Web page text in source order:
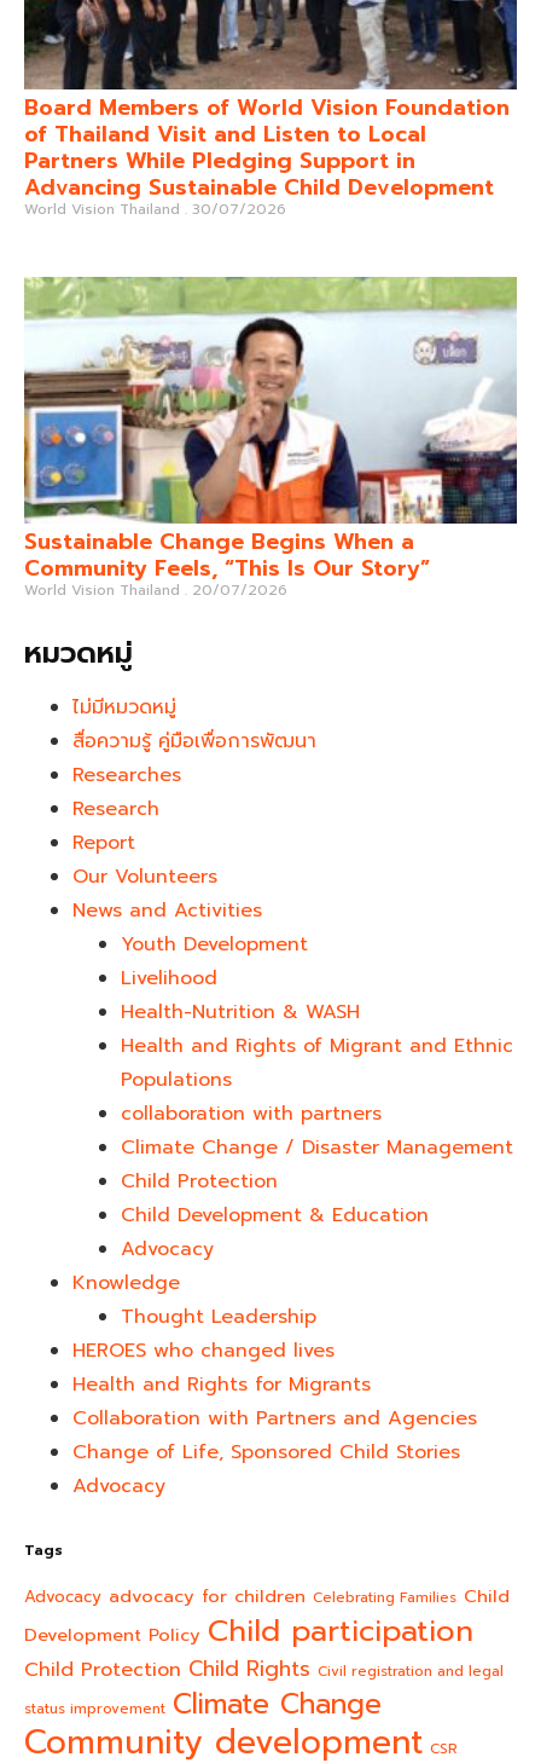
Board Members of World Vision Foundation
of Thailand Visit and Listen to Local
Partners While Pledging Support in
Advancing Sustainable Child Development
World Vision Thailand 30/07/2026
Sustainable Change Begins When a
Community Feels, “This Is Our Story”
World Vision Thailand 20/07/2026
หมวดหมู่
ไม่มีหมวดหมู่
สื่อความรู้ คู่มือเพื่อการพัฒนา
Researches
Research
Report
Our Volunteers
News and Activities
Youth Development​
Livelihood
Health-Nutrition & WASH
Health and Rights of Migrant and Ethnic
Populations
collaboration with partners
Climate Change / Disaster Management
Child Protection
Child Development & Education
Advocacy
Knowledge
Thought Leadership
HEROES who changed lives​
Health and Rights for Migrants
Collaboration with Partners and Agencies
Change of Life, Sponsored Child Stories
Advocacy
Tags
Advocacy advocacy for children Celebrating Families Child
Development Policy Child participation
Child Protection Child Rights Civil registration and legal
status improvement Climate Change
Community development CSR